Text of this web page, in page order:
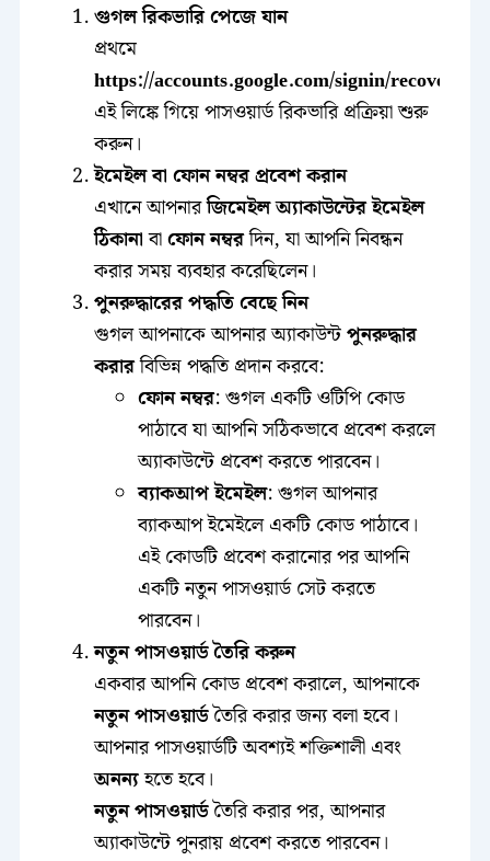
গুগল রিকভারি পেজে যান
প্রথমে
https://accounts.google.com/signin/recovery
এই লিঙ্কে গিয়ে পাসওয়ার্ড রিকভারি প্রক্রিয়া শুরু
করুন।
ইমেইল বা ফোন নম্বর প্রবেশ করান
এখানে আপনারজিমেইল অ্যাকাউন্টের ইমেইল
ঠিকানাবাফোন নম্বরদিন, যা আপনি নিবন্ধন
করার সময় ব্যবহার করেছিলেন।
পুনরুদ্ধারের পদ্ধতি বেছে নিন
গুগল আপনাকে আপনার অ্যাকাউন্টপুনরুদ্ধার
করারবিভিন্ন পদ্ধতি প্রদান করবে:
ফোন নম্বর: গুগল একটি ওটিপি কোড
পাঠাবে যা আপনি সঠিকভাবে প্রবেশ করলে
অ্যাকাউন্টে প্রবেশ করতে পারবেন।
ব্যাকআপ ইমেইল: গুগল আপনার
ব্যাকআপ ইমেইলে একটি কোড পাঠাবে।
এই কোডটি প্রবেশ করানোর পর আপনি
একটি নতুন পাসওয়ার্ড সেট করতে
পারবেন।
নতুন পাসওয়ার্ড তৈরি করুন
একবার আপনি কোড প্রবেশ করালে, আপনাকে
নতুন পাসওয়ার্ডতৈরি করার জন্য বলা হবে।
আপনার পাসওয়ার্ডটি অবশ্যই শক্তিশালী এবং
অনন্যহতে হবে।
নতুন পাসওয়ার্ডতৈরি করার পর, আপনার
অ্যাকাউন্টে পুনরায় প্রবেশ করতে পারবেন।